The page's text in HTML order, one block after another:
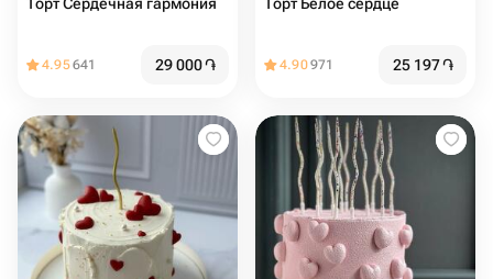
4.95641 29 000֏ 4.90971 25 197֏